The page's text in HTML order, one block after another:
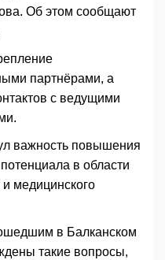
Об этом сообщают
партнёрами, а
с ведущими
важность повышения
в области
и медицинского
в Балканском
такие вопросы,